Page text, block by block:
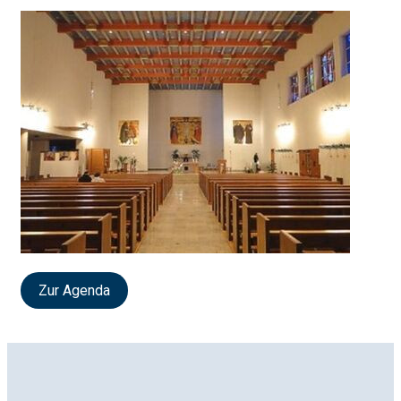
Zur Agenda